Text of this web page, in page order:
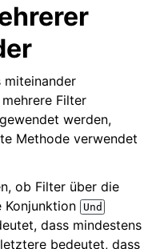
miteinander
Filter
werden,
Methode verwendet
ob Filter über die
Konjunktion Und
dass mindestens
bedeutet, dass